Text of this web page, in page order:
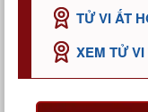
TỬ VI ẤT
XEM TỬ